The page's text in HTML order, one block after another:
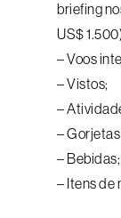
briefing
US$
– Voos
– Vistos;
–
–
– Bebidas;
– Itens de